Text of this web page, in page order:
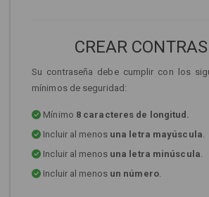
CREAR
Su contraseña debe cumplir con los
mínimos de seguridad:
Mínimo 8 caracteres de longitud.
Incluir al menos una letra mayúscula.
Incluir al menos una letra minúscula.
Incluir al menos un número.